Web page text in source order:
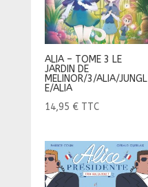
ALIA – TOME 3 LE
JARDIN DE
MELINOR/3/ALIA/JUNGL
E/ALIA
14,95 € TTC